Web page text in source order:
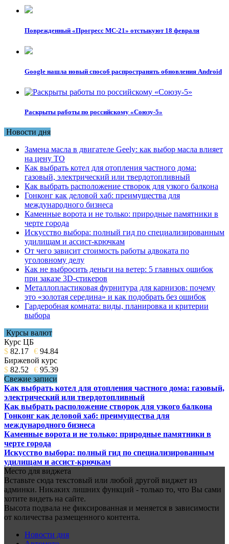
Поврежденный «Прогресс МС-21» отстыкуют 18 февраля
Google нашла новый способ распространять обновления Android
Раскрыты работы по российскому «Союзу-5»
Новости дня
Замена масла в двигателе Geely: как выбор масла влияет
на цену ТО
Как выбрать котел для отопления частного дома:
газовый, электрический или твердотопливный
Как выбрать расположение створок для узкого балкона
Гонконг как деловой хаб: преимущества для
международного бизнеса
Каменные ворота и не только: природные памятники в
черте города
Искусство выбора: полный гид по специализированным
удилищам и ассист-крючкам
От чего зависит стоимость работы адвоката по
уголовному делу
Как не выбросить деньги на ветер: 5 главных ошибок
при заказе 3D-стикеров
Металлопластиковая фурнитура для карнизов: почему
это «золотая середина» и как подобрать без ошибок
Гардеробная комната: виды, планировка и критерии
выбора
Курсы валют
Курс ЦБ
$ 82.17 € 94.84
Биржевой курс
$ 82.52 € 95.39
Свежие записи
Как выбрать котел для отопления частного дома: газовый,
электрический или твердотопливный
Как выбрать расположение створок для узкого балкона
Гонконг как деловой хаб: преимущества для
международного бизнеса
Каменные ворота и не только: природные памятники в
черте города
Искусство выбора: полный гид по специализированным
удилищам и ассист-крючкам
Место для виджета
Вставьте сюда текстовый или любой другой виджет из
админки. Никаких лишних функций - только то, что Вы сами
хотите видеть на сайте.
Высота подвала не фиксированная и меняется в зависимости
от количества размещенного контента.
Новости дня